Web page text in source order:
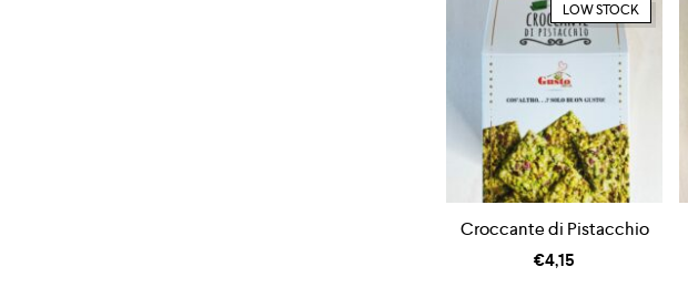
LOW STOCK
Croccante di Pistacchio
€4,15